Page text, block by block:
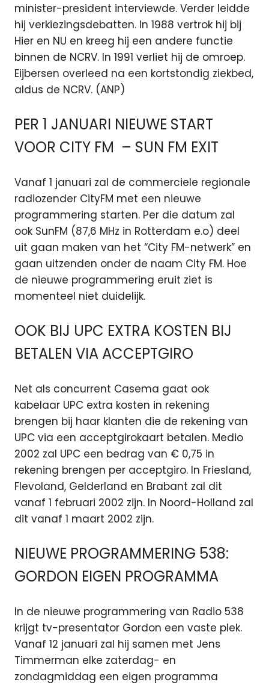
minister-president interviewde. Verder leidde
hij verkiezingsdebatten. In 1988 vertrok hij bij
Hier en NU en kreeg hij een andere functie
binnen de NCRV. In 1991 verliet hij de omroep.
Eijbersen overleed na een kortstondig ziekbed,
aldus de NCRV. (ANP)
PER 1 JANUARI NIEUWE START
VOOR CITY FM – SUN FM EXIT
Vanaf 1 januari zal de commerciele regionale
radiozender CityFM met een nieuwe
programmering starten. Per die datum zal
ook SunFM (87,6 MHz in Rotterdam e.o) deel
uit gaan maken van het “City FM-netwerk” en
gaan uitzenden onder de naam City FM. Hoe
de nieuwe programmering eruit ziet is
momenteel niet duidelijk.
OOK BIJ UPC EXTRA KOSTEN BIJ
BETALEN VIA ACCEPTGIRO
Net als concurrent Casema gaat ook
kabelaar UPC extra kosten in rekening
brengen bij haar klanten die de rekening van
UPC via een acceptgirokaart betalen. Medio
2002 zal UPC een bedrag van € 0,75 in
rekening brengen per acceptgiro. In Friesland,
Flevoland, Gelderland en Brabant zal dit
vanaf 1 februari 2002 zijn. In Noord-Holland zal
dit vanaf 1 maart 2002 zijn.
NIEUWE PROGRAMMERING 538:
GORDON EIGEN PROGRAMMA
In de nieuwe programmering van Radio 538
krijgt tv-presentator Gordon een vaste plek.
Vanaf 12 januari zal hij samen met Jens
Timmerman elke zaterdag- en
zondagmiddag een eigen programma